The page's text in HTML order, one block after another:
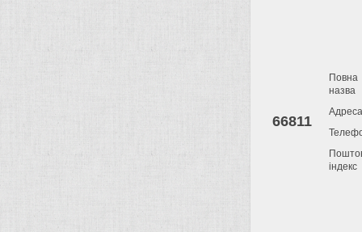
66811
Повна
назва
Адреса
індекс